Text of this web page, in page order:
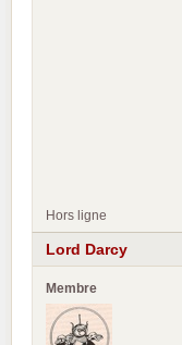
Hors ligne
Lord Darcy
Membre